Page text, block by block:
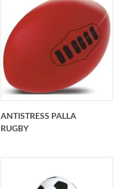
Antistress pallina
tennis personalizzato
O 63 mm
ANTISTRESS PALLA
RUGBY